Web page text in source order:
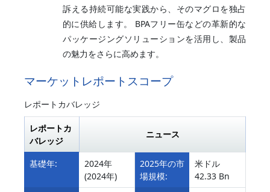
訴える持続可能な実践から、そのマグロを独占
的に供給します。 BPAフリー缶などの革新的な
パッケージングソリューションを活用し、製品
の魅力をさらに高めます。
マーケットレポートスコープ
レポートカバレッジ
レポートカ
バレッジ
ニュース
基礎年:
2024年
(2024年)
2025年の市
場規模:
米ドル
42.33 Bn